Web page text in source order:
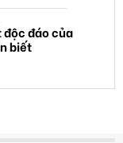
đáo của
biết